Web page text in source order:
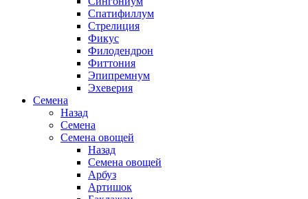
Спатифиллум
Стрелиция
Фикус
Филодендрон
Фиттония
Эпипремнум
Эхеверия
Семена
Назад
Семена
Семена овощей
Назад
Семена овощей
Арбуз
Артишок